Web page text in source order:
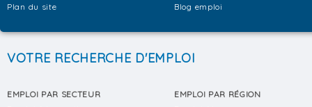
Plan du site
Blog emploi
VOTRE RECHERCHE D'EMPLOI
EMPLOI PAR SECTEUR
EMPLOI PAR RÉGION